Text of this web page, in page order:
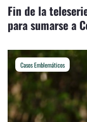
Fin de la
para sumarse a
Casos Emblemáticos